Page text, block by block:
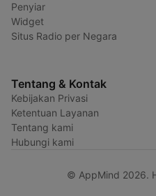
Penyiar
Widget
Situs Radio per Negara
Tentang & Kontak
Kebijakan Privasi
Ketentuan Layanan
Tentang kami
Hubungi kami
© AppMind 2026.